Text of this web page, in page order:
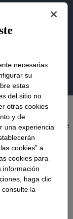
de
cada tamaño de
disponibles,
marque los
a
que elija, estamos
técnico.
necesarias
su
estas
del sitio no
otras cookies
y de
una experiencia
cookies” a
cookies para
información
haga clic
consulte la